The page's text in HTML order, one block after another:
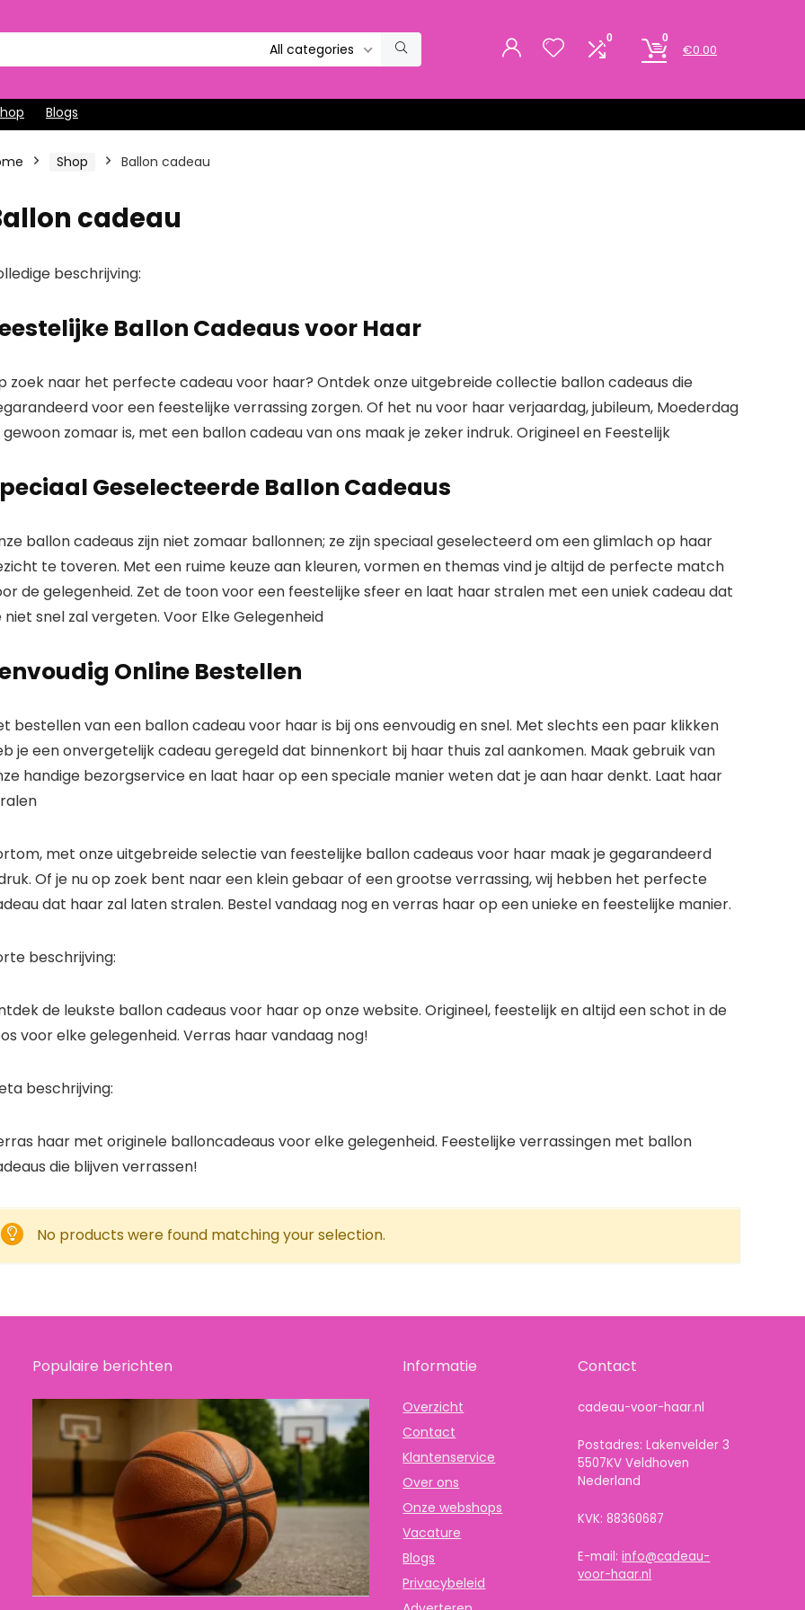
All categories
0 0
€0.00
Blogs
Shop Ballon cadeau
cadeau
beschrijving:
Ballon Cadeaus voor Haar
zoek naar het perfecte cadeau voor haar? Ontdek onze uitgebreide collectie ballon cadeaus die
voor een feestelijke verrassing zorgen. Of het nu voor haar verjaardag, jubileum, Moederdag
zomaar is, met een ballon cadeau van ons maak je zeker indruk. Origineel en Feestelijk
Geselecteerde Ballon Cadeaus
ballon cadeaus zijn niet zomaar ballonnen; ze zijn speciaal geselecteerd om een glimlach op haar
te toveren. Met een ruime keuze aan kleuren, vormen en themas vind je altijd de perfecte match
de gelegenheid. Zet de toon voor een feestelijke sfeer en laat haar stralen met een uniek cadeau dat
niet snel zal vergeten. Voor Elke Gelegenheid
Online Bestellen
bestellen van een ballon cadeau voor haar is bij ons eenvoudig en snel. Met slechts een paar klikken
je een onvergetelijk cadeau geregeld dat binnenkort bij haar thuis zal aankomen. Maak gebruik van
handige bezorgservice en laat haar op een speciale manier weten dat je aan haar denkt. Laat haar
met onze uitgebreide selectie van feestelijke ballon cadeaus voor haar maak je gegarandeerd
Of je nu op zoek bent naar een klein gebaar of een grootse verrassing, wij hebben het perfecte
dat haar zal laten stralen. Bestel vandaag nog en verras haar op een unieke en feestelijke manier.
beschrijving:
de leukste ballon cadeaus voor haar op onze website. Origineel, feestelijk en altijd een schot in de
voor elke gelegenheid. Verras haar vandaag nog!
beschrijving:
haar met originele balloncadeaus voor elke gelegenheid. Feestelijke verrassingen met ballon
die blijven verrassen!
No products were found matching your selection.
Populaire berichten Informatie
Overzicht
Contact
Klantenservice
Over ons
Onze webshops
Vacature
Blogs
Privacybeleid
Contact
cadeau-voor-haar.nl
Postadres: Lakenvelder 3
5507KV Veldhoven
Nederland
KVK: 88360687
E-mail:info@cadeau-
voor-haar.nl